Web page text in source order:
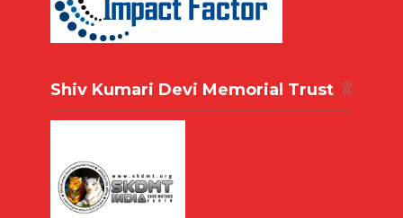
Shiv Kumari Devi Memorial Trust